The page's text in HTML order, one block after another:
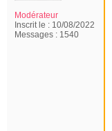
Modérateur
Inscrit le : 10/08/2022
Messages : 1540